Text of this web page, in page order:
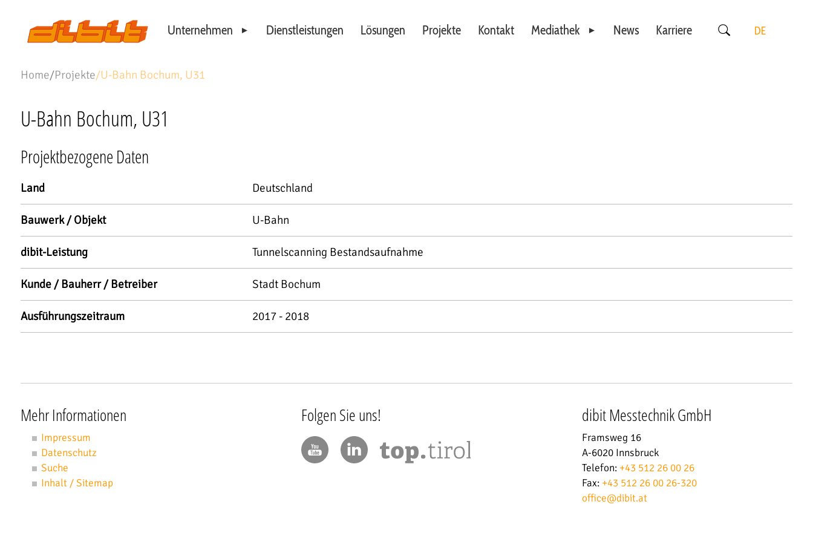
Unternehmen
Standorte
Dienstleistungen Lösungen Projekte Kontakt
Mediathek
News Karriere DE
Home/Projekte/U-Bahn Bochum, U31
U-Bahn Bochum, U31
Projektbezogene Daten
Land Deutschland
Bauwerk / Objekt U-Bahn
dibit-Leistung Tunnelscanning Bestandsaufnahme
Kunde / Bauherr / Betreiber Stadt Bochum
Ausführungszeitraum 2017 - 2018
Mehr Informationen
Impressum
Datenschutz
Suche
Inhalt / Sitemap
Folgen Sie uns! dibit Messtechnik GmbH
Framsweg 16
A-6020 Innsbruck
Telefon: +43 512 26 00 26
Fax: +43 512 26 00 26-320
office@dibit.at